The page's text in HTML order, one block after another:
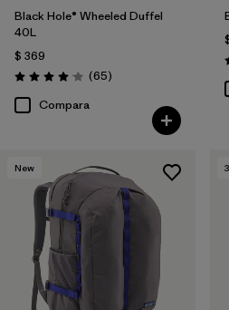
Black Hole® Wheeled Duffel
40L
$ 369
Valoración: 4.1 / 5
(65Comentarios
)
Compara
New